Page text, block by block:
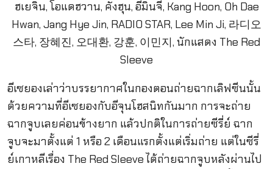
อีเซยองเล่าว่าบรรยากาศในกองตอนถ่ายฉากเลิฟซีนนั้น
ด้วยความที่อีเซยองกับอีจุนโฮสนิทกันมาก การจะถ่าย
ฉากจูบเลยค่อนข้างยาก แล้วปกติในการถ่ายซีรี่ย์ ฉาก
จูบจะมาตั้งแต่ 1 หรือ 2 เดือนแรกตั้งแต่เริ่มถ่าย แต่ในซีรี่
ย์เกาหลีเรื่อง The Red Sleeve ได้ถ่ายฉากจูบหลังผ่านไป